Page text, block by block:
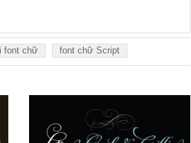
font chữ font chữ Script